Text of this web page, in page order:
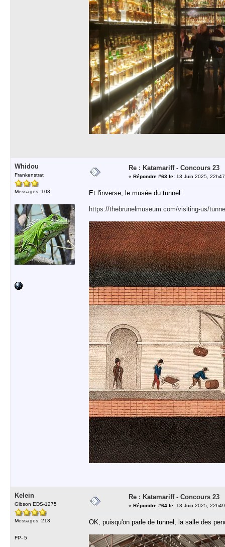
Whidou
Frankenstrat
Messages: 103
Re : Katamariff - Concours 23
« Répondre #63 le: 13 Juin 2025,
Et l'inverse, le musée du tunnel :
https://thebrunelmuseum.com/visiting-us/
Kelein
Gibson EDS-1275
Messages: 213
FP- 5
Re : Katamariff - Concours 23
« Répondre #64 le: 13 Juin 2025,
OK, puisqu'on parle de tunnel, la salle des